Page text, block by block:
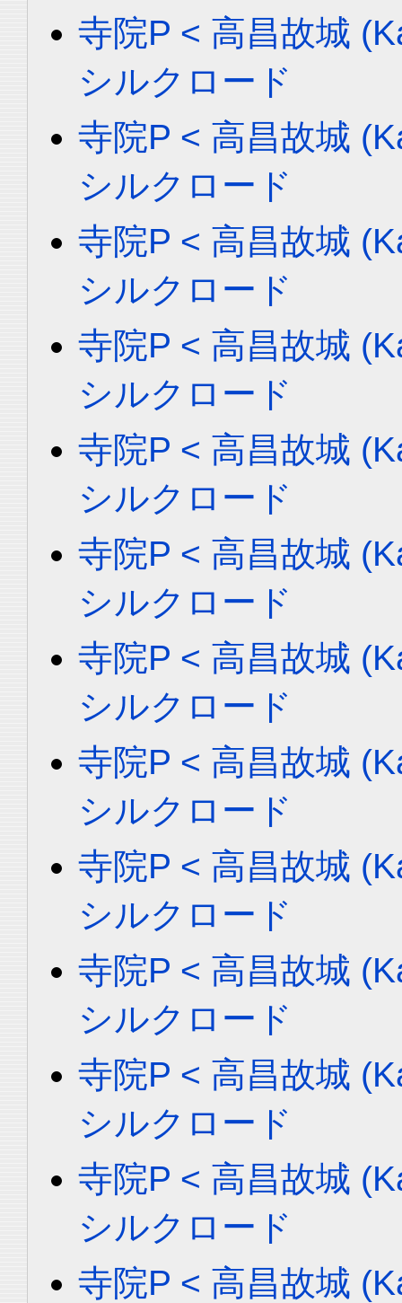
寺院P < 高昌故城
シルクロード
寺院P < 高昌故城
シルクロード
寺院P < 高昌故城
シルクロード
寺院P < 高昌故城
シルクロード
寺院P < 高昌故城
シルクロード
寺院P < 高昌故城
シルクロード
寺院P < 高昌故城
シルクロード
寺院P < 高昌故城
シルクロード
寺院P < 高昌故城
シルクロード
寺院P < 高昌故城
シルクロード
寺院P < 高昌故城
シルクロード
寺院P < 高昌故城
シルクロード
寺院P < 高昌故城